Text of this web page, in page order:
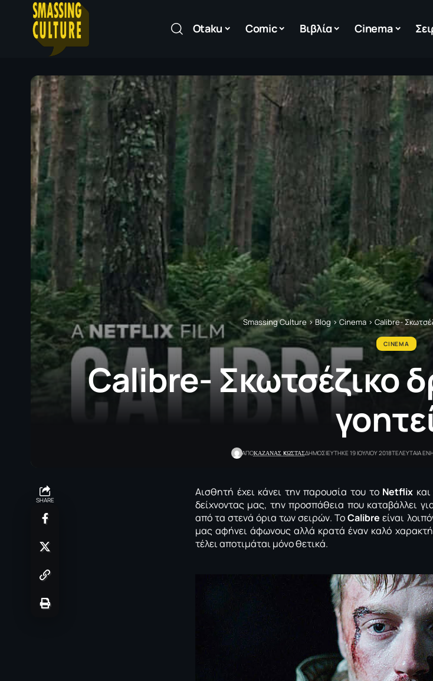
Otaku Comic Βιβλία Cinema
Smassing Culture>Blog >Cinema> Calibre-
CINEMA
Calibre- Σκωτσέζικο
ΑΠΟΚΑΖΑΝΑΣ KΩΣΤΑΣΔΗΜΟΣΙΕΥΤΗΚΕ 19 ΙΟΥΛΙΟΥ 2018ΤΕΛΕΥΤΑΙΑ
SHARE
Αισθητή έχει κάνει την παρουσία του το Netflix
δείχνοντας μας, την προσπάθεια που καταβάλλει
από τα στενά όρια των σειρών. ΤοCalibre είναι
μας αφήνει άφωνους αλλά κρατά έναν καλό
τέλει αποτιμάται μόνο θετικά.